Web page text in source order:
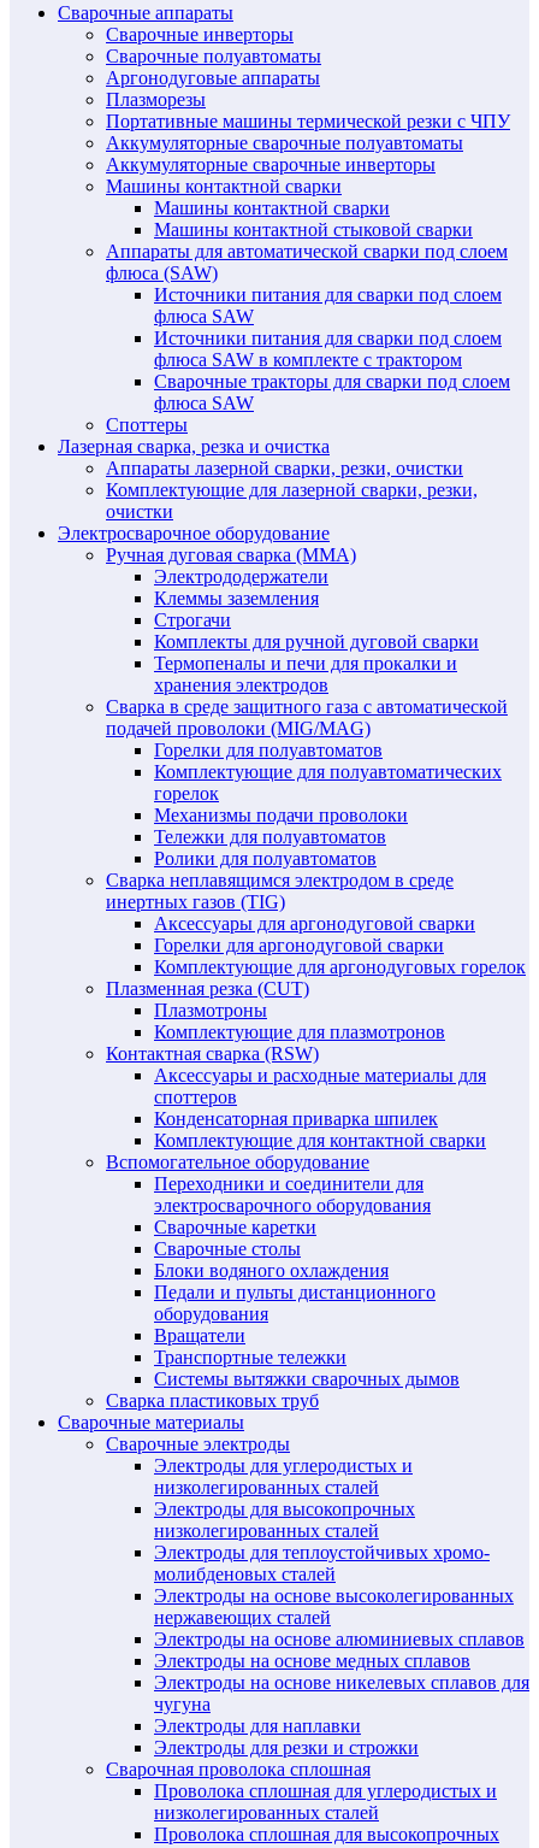
Сварочные аппараты
Сварочные инверторы
Сварочные полуавтоматы
Аргонодуговые аппараты
Плазморезы
Портативные машины термической резки с ЧПУ
Аккумуляторные сварочные полуавтоматы
Аккумуляторные сварочные инверторы
Машины контактной сварки
Машины контактной сварки
Машины контактной стыковой сварки
Аппараты для автоматической сварки под слоем
флюса (SAW)
Источники питания для сварки под слоем
флюса SAW
Источники питания для сварки под слоем
флюса SAW в комплекте с трактором
Сварочные тракторы для сварки под слоем
флюса SAW
Споттеры
Лазерная сварка, резка и очистка
Аппараты лазерной сварки, резки, очистки
Комплектующие для лазерной сварки, резки,
очистки
Электросварочное оборудование
Ручная дуговая сварка (MMA)
Электрододержатели
Клеммы заземления
Строгачи
Комплекты для ручной дуговой сварки
Термопеналы и печи для прокалки и
хранения электродов
Сварка в среде защитного газа с автоматической
подачей проволоки (MIG/MAG)
Горелки для полуавтоматов
Комплектующие для полуавтоматических
горелок
Механизмы подачи проволоки
Тележки для полуавтоматов
Ролики для полуавтоматов
Сварка неплавящимся электродом в среде
инертных газов (TIG)
Аксессуары для аргонодуговой сварки
Горелки для аргонодуговой сварки
Комплектующие для аргонодуговых горелок
Плазменная резка (CUT)
Плазмотроны
Комплектующие для плазмотронов
Контактная сварка (RSW)
Аксессуары и расходные материалы для
споттеров
Конденсаторная приварка шпилек
Комплектующие для контактной сварки
Вспомогательное оборудование
Переходники и соединители для
электросварочного оборудования
Сварочные каретки
Сварочные столы
Блоки водяного охлаждения
Педали и пульты дистанционного
оборудования
Вращатели
Транспортные тележки
Системы вытяжки сварочных дымов
Сварка пластиковых труб
Сварочные материалы
Сварочные электроды
Электроды для углеродистых и
низколегированных сталей
Электроды для высокопрочных
низколегированных сталей
Электроды для теплоустойчивых хромо-
молибденовых сталей
Электроды на основе высоколегированных
нержавеющих сталей
Электроды на основе алюминиевых сплавов
Электроды на основе медных сплавов
Электроды на основе никелевых сплавов для
чугуна
Электроды для наплавки
Электроды для резки и строжки
Сварочная проволока сплошная
Проволока сплошная для углеродистых и
низколегированных сталей
Проволока сплошная для высокопрочных